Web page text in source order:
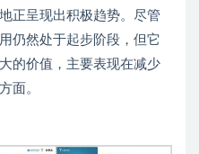
正呈现出积极趋势。尽管
仍然处于起步阶段，但它
的价值，主要表现在减少
面。